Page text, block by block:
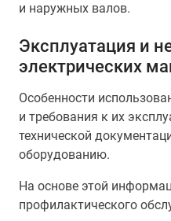
и наружных валов.
Эксплуатация и
электрических
Особенности
и требования к их
технической
оборудованию.
На основе этой
профилактического